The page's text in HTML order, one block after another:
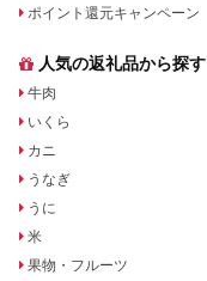
ポイント還元キャンペーン
人気の返礼品から探す
牛肉
いくら
カニ
うなぎ
うに
米
果物・フルーツ